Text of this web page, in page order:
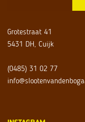
Grotestraat 41
5431 DH, Cuijk
(0485) 31 02 77